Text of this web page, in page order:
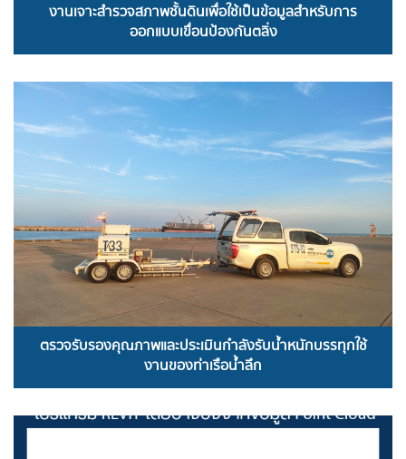
งานเจาะสำรวจสภาพชั้นดินเพื่อใช้เป็นข้อมูลสำหรับการ
ออกแบบเขื่อนป้องกันตลิ่ง
READ MORE
ตรวจรับรองคุณภาพและประเมินกำลังรับน้ำหนักบรรทุกใช้
งานของท่าเรือน้ำลึก
READ MORE